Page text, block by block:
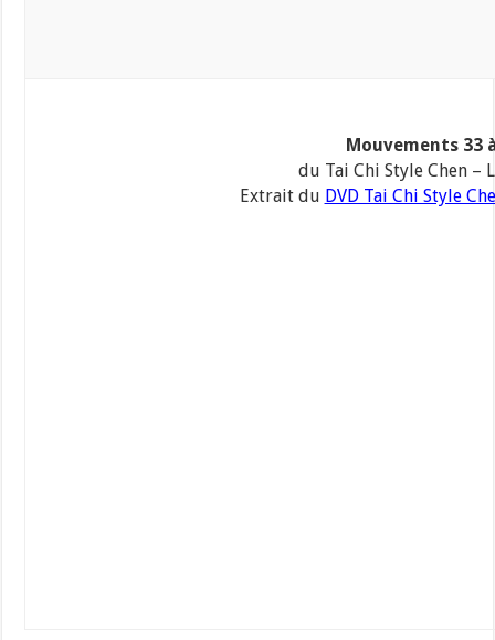
Mouvements 33
du Tai Chi Style Chen –
Extrait du DVD Tai Chi Style